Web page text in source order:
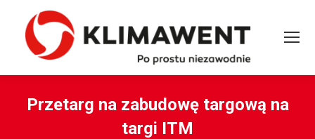
Przetarg na zabudowę targową na
targi ITM